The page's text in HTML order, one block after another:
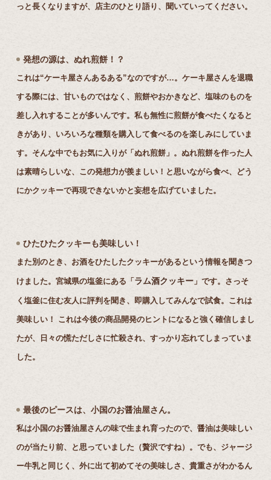
っと⻑くなりますが、店主のひとり語り、聞いていってください。
発想の源は、ぬれ煎餅！？
これは“ケーキ屋さんあるある”なのですが…。ケーキ屋さんを退職
する際には、⽢いものではなく、煎餅やおかきなど、塩味のものを
差し⼊れすることが多いんです。私も無性に煎餅が⾷べたくなると
きがあり、いろいろな種類を購⼊して⾷べるのを楽しみにしていま
す。そんな中でもお気に⼊りが「ぬれ煎餅」。ぬれ煎餅を作った⼈
は素晴らしいな、この発想⼒が羨ましい！と思いながら⾷べ、どう
にかクッキーで再現できないかと妄想を広げていました。
ひたひたクッキーも美味しい！
また別のとき、お酒をひたしたクッキーがあるという情報を聞きつ
けました。宮城県の塩釜にある「 ラム酒クッキー」です。さっそ
く塩釜に住む友⼈に評判を聞き、即購⼊してみんなで試⾷。これは
美味しい！ これは今後の商品開発のヒントになると強く確信しまし
たが、⽇々の慌ただしさに忙殺され、すっかり忘れてしまっていま
した。
最後のピースは、⼩国のお醤油屋さん。
私は⼩国のお醤油屋さんの味で⽣まれ育ったので、醤油は美味しい
のが当たり前、と思っていました（贅沢ですね）。でも、ジャージ
ー⽜乳と同じく、外に出て初めてその美味しさ、貴重さがわかるん